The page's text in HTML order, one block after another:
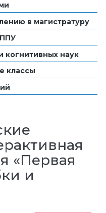
в магистратуру
когнитивных наук
классы
«Первая
и